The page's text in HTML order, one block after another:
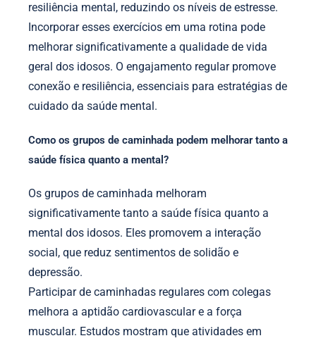
resiliência mental, reduzindo os níveis de estresse.
Incorporar esses exercícios em uma rotina pode
melhorar significativamente a qualidade de vida
geral dos idosos. O engajamento regular promove
conexão e resiliência, essenciais para estratégias de
cuidado da saúde mental.
Como os grupos de caminhada podem melhorar tanto a
saúde física quanto a mental?
Os grupos de caminhada melhoram
significativamente tanto a saúde física quanto a
mental dos idosos. Eles promovem a interação
social, que reduz sentimentos de solidão e
depressão.
Participar de caminhadas regulares com colegas
melhora a aptidão cardiovascular e a força
muscular. Estudos mostram que atividades em